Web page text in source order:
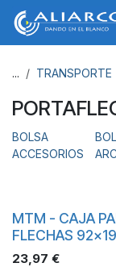
Ir al contenido
... TRANSPORTE
BOLSA
ACCESORIOS
MTM - CAJA
FLECHAS
23,97 €